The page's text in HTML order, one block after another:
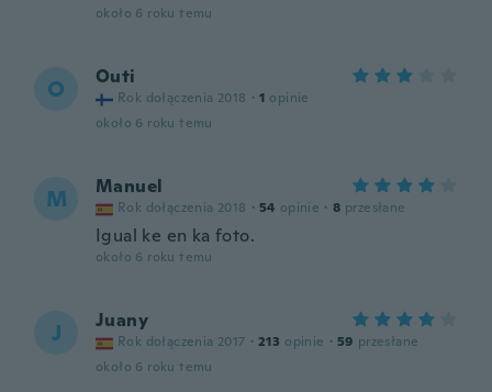
około 6 roku temu
O Outi
Rok dołączenia 2018 · 1 opinie
około 6 roku temu
M Manuel
Rok dołączenia 2018 · 54 opinie · 8 przesłane
Igual ke en ka foto.
około 6 roku temu
J Juany
Rok dołączenia 2017 · 213 opinie · 59 przesłane
około 6 roku temu